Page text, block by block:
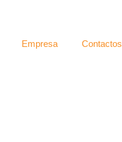
Empresa Contactos